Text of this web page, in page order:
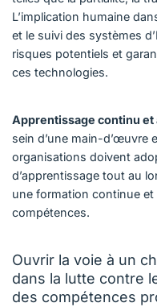
L’implication humaine
et le suivi des systèmes
risques potentiels et
ces technologies.
Apprentissage continu et
sein d’une main-d’œuvre
organisations doivent
d’apprentissage tout au
une formation continue
compétences.
Ouvrir la voie à un
dans la lutte contre
des compétences